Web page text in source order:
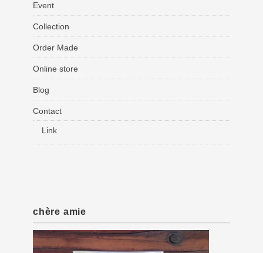
Event
Collection
Order Made
Online store
Blog
Contact
Link
chère amie